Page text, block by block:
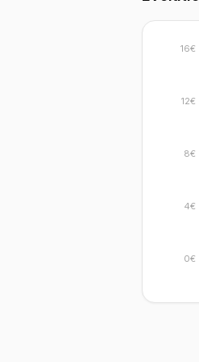
0€
4€
8€
12€
16€